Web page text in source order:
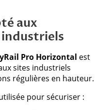
aux
Pro Horizontal est
sites industriels
régulières en hauteur.
pour sécuriser :